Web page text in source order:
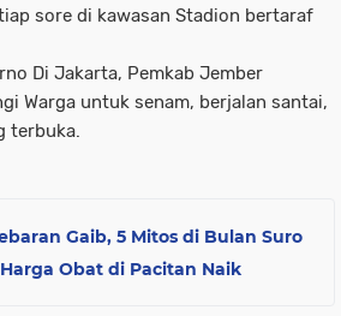
sore di kawasan Stadion bertaraf
Di Jakarta, Pemkab Jember
Warga untuk senam, berjalan santai,
terbuka.
Gaib, 5 Mitos di Bulan Suro
Obat di Pacitan Naik